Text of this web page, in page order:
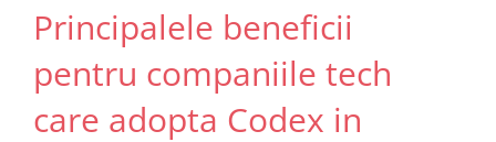
Principalele beneficii
pentru companiile tech
care adopta Codex in